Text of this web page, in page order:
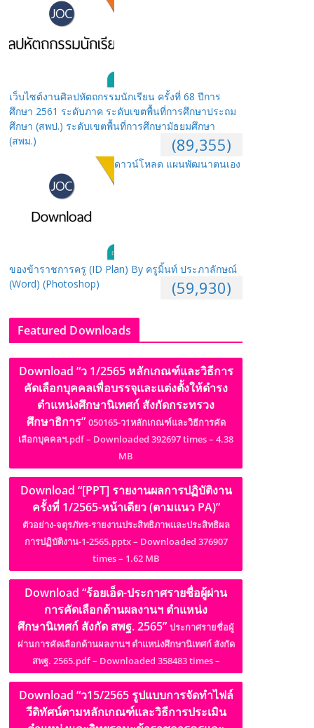
เว็บไซต์งานศิลปหัตถกรรมนักเรียน ครั้งที่ 68 ปีการ
ศึกษา 2561 ระดับภาค ระดับเขตพื้นที่การศึกษาประถม
ศึกษา (สพป.) ระดับเขตพื้นที่การศึกษามัธยมศึกษา
(สพม.)
(89,355)
ดาวน์โหลด แผนพัฒนาตนเอง
ของข้าราชการครู (ID Plan) By ครูมิ้นท์ ประภาลักษณ์
(Word) (Photoshop)
(59,930)
Featured Downloads
Download “ว 1/2565 หลักเกณฑ์และวิธีการ
คัดเลือกบุคคลเพื่อบรรจุและแต่งตั้งให้ดำรง
ตำแหน่งศึกษานิเทศก์ สังกัดกระทรวง
ศึกษาธิการ” 050165-ว1หลักเกณฑ์และวิธีการคัด
เลือกบุคคลฯ.pdf – Downloaded 392697 times – 4.38
MB
Download “[PPT] รายงานผลการปฏิบัติงาน
ครั้งที่ 1/2565-หน้าเดียว (ตามแนว PA)”
ตัวอย่าง-จตุรภัทร-รายงานประสิทธิภาพและประสิทธิผล
การปฏิบัติงาน-1-2565.pptx – Downloaded 376907
times – 1.62 MB
Download “ร้อยเอ็ด-ประกาศรายชื่อผู้ผ่าน
การคัดเลือกด้านผลงานฯ ตำแหน่ง
ศึกษานิเทศก์ สังกัด สพฐ. 2565” ประกาศรายชื่อผู้
ผ่านการคัดเลือกด้านผลงานฯ ตำแหน่งศึกษานิเทศก์ สังกัด
สพฐ. 2565.pdf – Downloaded 358483 times –
Download “ว15/2565 รูปแบบการจัดทำไฟล์
วีดิทัศน์ตามหลักเกณฑ์และวิธีการประเมิน